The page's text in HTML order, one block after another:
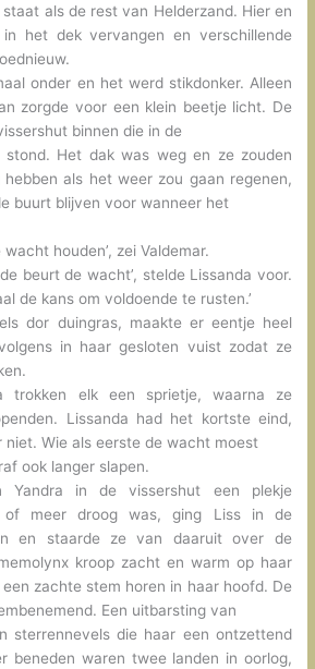
als de rest van Helderzand. Hier en
het dek vervangen en verschillende
onder en het werd stikdonker. Alleen
zorgde voor een klein beetje licht. De
binnen die in de
Het dak was weg en ze zouden
als het weer zou gaan regenen,
buurt blijven voor wanneer het
houden’, zei Valdemar.
beurt de wacht’, stelde Lissanda voor.
de kans om voldoende te rusten.’
dor duingras, maakte er eentje heel
in haar gesloten vuist zodat ze
trokken elk een sprietje, waarna ze
Lissanda had het kortste eind,
niet. Wie als eerste de wacht moest
ook langer slapen.
Yandra in de vissershut een plekje
of meer droog was, ging Liss in de
en staarde ze van daaruit over de
kroop zacht en warm op haar
zachte stem horen in haar hoofd. De
Een uitbarsting van
sterrennevels die haar een ontzettend
beneden waren twee landen in oorlog,